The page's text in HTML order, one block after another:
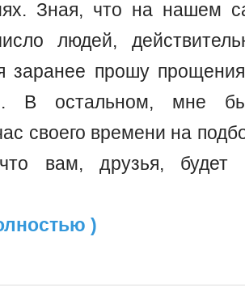
Зная, что на нашем
людей,
заранее прошу
В остальном, мне
своего времени на
вам, друзья, будет
)